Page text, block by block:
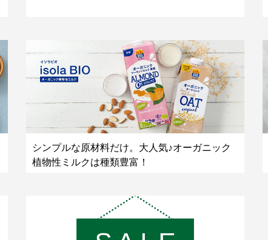
シンプルな原材料だけ。大人気♪オーガニック
植物性ミルクは種類豊富！